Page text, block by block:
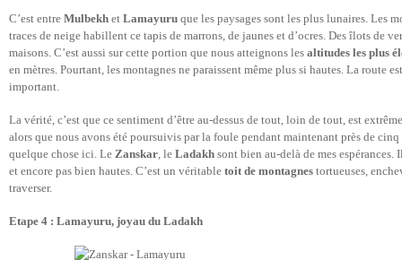
C’est entre Mulbekh et Lamayuru que les paysages sont les plus lunaires. Les
traces de neige habillent ce tapis de marrons, de jaunes et d’ocres. Des îlots de
maisons. C’est aussi sur cette portion que nous atteignons les altitudes les plus
en mètres. Pourtant, les montagnes ne paraissent même plus si hautes. La route
important.
La vérité, c’est que ce sentiment d’être au-dessus de tout, loin de tout, est
alors que nous avons été poursuivis par la foule pendant maintenant près de
quelque chose ici. Le Zanskar , le Ladakh sont bien au-delà de mes
et encore pas bien hautes. C’est un véritable toit de montagnes tortueuses,
traverser.
Etape 4 : Lamayuru, joyau du Ladakh